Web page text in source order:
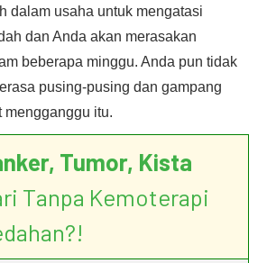
dalam usaha untuk mengatasi
dan Anda akan merasakan
beberapa minggu. Anda pun tidak
pusing-pusing dan gampang
mengganggu itu.
Tumor, Kista
Tanpa Kemoterapi